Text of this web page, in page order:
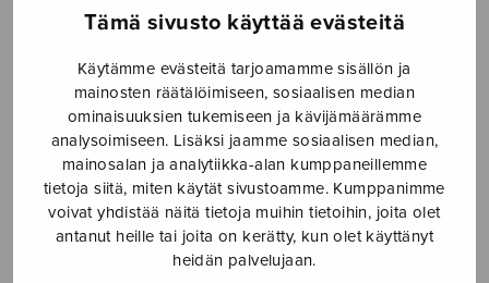
Tämä sivusto käyttää evästeitä
Käytämme evästeitä tarjoamamme sisällön ja
mainosten räätälöimiseen, sosiaalisen median
ominaisuuksien tukemiseen ja kävijämäärämme
analysoimiseen. Lisäksi jaamme sosiaalisen median,
mainosalan ja analytiikka-alan kumppaneillemme
tietoja siitä, miten käytät sivustoamme. Kumppanimme
voivat yhdistää näitä tietoja muihin tietoihin, joita olet
antanut heille tai joita on kerätty, kun olet käyttänyt
heidän palvelujaan.
SEKAKUORO
SOITINKOULUT JA OPPAAT
SOITINMUSIIKKI
YKSINLAULU